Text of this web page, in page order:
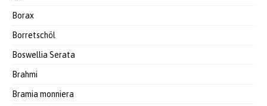
Borax
Borretschöl
Boswellia Serata
Brahmi
Bramia monniera